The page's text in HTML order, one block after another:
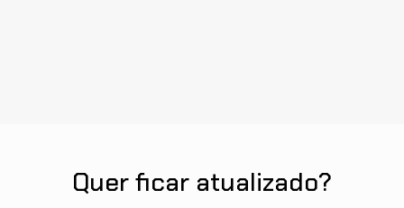
Quer ficar atualizado?